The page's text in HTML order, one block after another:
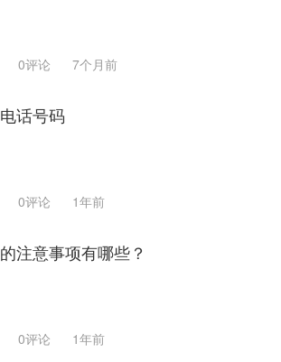
0评论 7个月前
话号码
0评论 1年前
注意事项有哪些？
0评论 1年前